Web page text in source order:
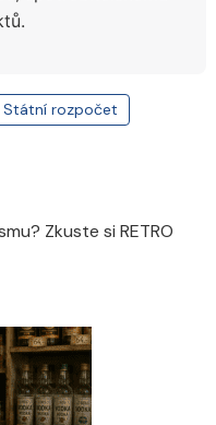
Státní rozpočet
Zkuste si RETRO